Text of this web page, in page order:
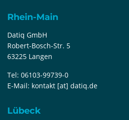
Rhein-Main
Datiq GmbH
Robert-Bosch-Str. 5
63225 Langen
Tel: 06103-99739-0
E-Mail: kontakt [at] datiq.de
Lübeck